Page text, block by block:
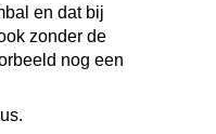
en dat bij
zonder de
nog een